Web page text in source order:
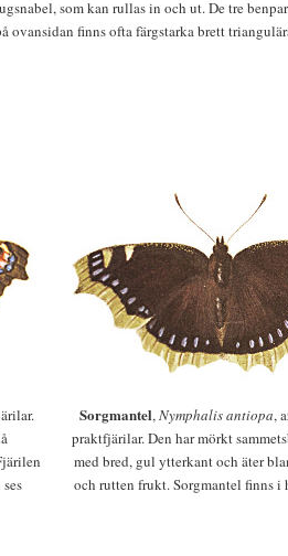
som kan rullas in och ut. De tre
ovansidan finns ofta färgstarka brett
Sorgmantel,Nymphalis antiopa,
praktfjärilar. Den har mörkt
med bred, gul ytterkant och äter
och rutten frukt. Sorgmantel finns i